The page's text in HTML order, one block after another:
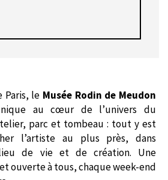
Paris, le Musée Rodin de Meudon
au cœur de l’univers du
parc et tombeau : tout y est
l’artiste au plus près, dans
de vie et de création. Une
ouverte à tous, chaque week-end